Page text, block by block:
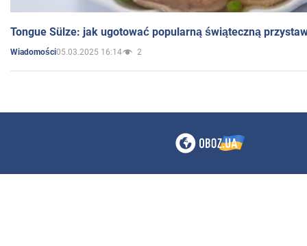
Tongue Sülze: jak ugotować popularną świąteczną
Wiadomości05.03.2025 16:14 2